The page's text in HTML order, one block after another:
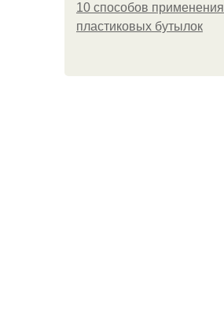
10 способов применения
пластиковых бутылок